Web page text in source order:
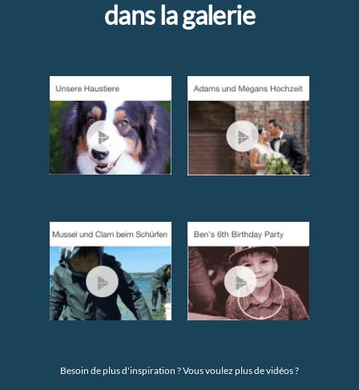
dans la galerie
Besoin de plus d'inspiration ? Vous voulez plus de vidéos ?